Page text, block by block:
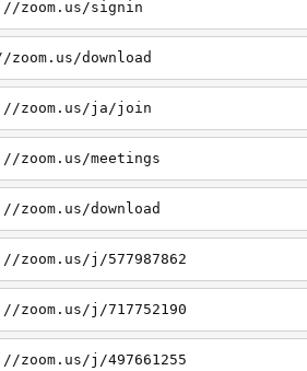
zoom.us/signin
download
zoom.us/ja/join
zoom.us/meetings
zoom.us/download
zoom.us/j/577987862
zoom.us/j/717752190
zoom.us/j/497661255